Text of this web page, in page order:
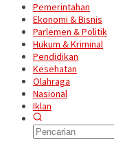
Pemerintahan
Ekonomi & Bisnis
Parlemen & Politik
Hukum & Kriminal
Pendidikan
Kesehatan
Olahraga
Nasional
Iklan